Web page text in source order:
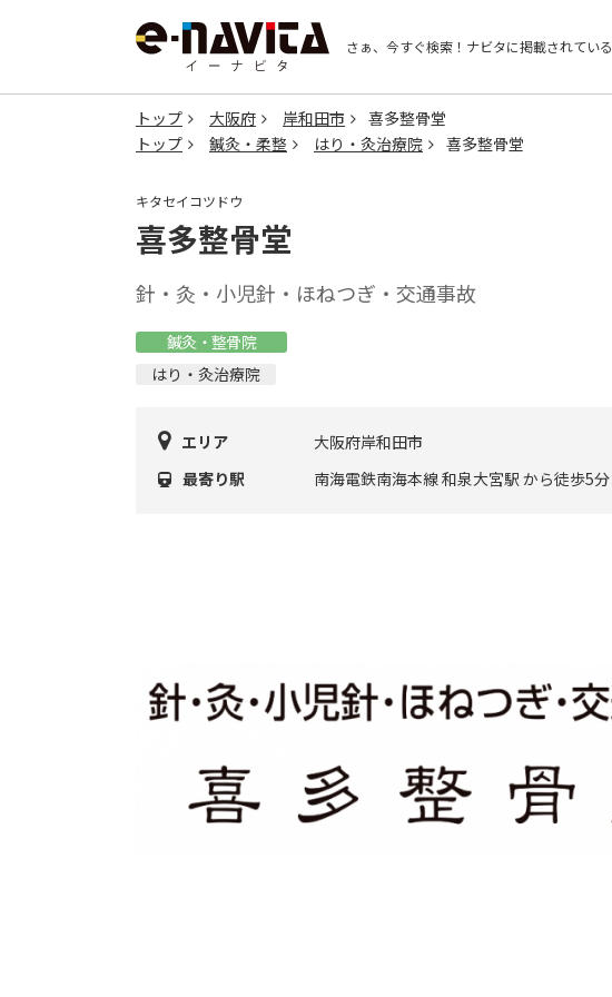
さぁ、今すぐ検索！ ナビタに掲載されている
トップ 大阪府 岸和田市
喜多整骨堂
トップ
鍼灸・柔整 はり・灸治療院 喜多整骨堂
キタセイコツドウ
喜多整骨堂
針・灸・小児針・ほねつぎ・交通事故
鍼灸・整骨院
はり・灸治療院
エリア
大阪府岸和田市
最寄り駅
南海電鉄南海本線 和泉大宮駅 から徒歩5分